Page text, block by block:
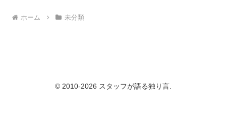
ホーム 未分類
© 2010-2026 スタッフが語る独り言.